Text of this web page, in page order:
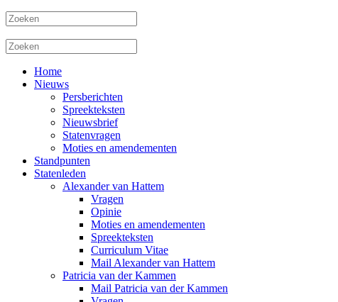
Home
Nieuws
Persberichten
Spreekteksten
Nieuwsbrief
Statenvragen
Moties en amendementen
Standpunten
Statenleden
Alexander van Hattem
Vragen
Opinie
Moties en amendementen
Spreekteksten
Curriculum Vitae
Mail Alexander van Hattem
Patricia van der Kammen
Mail Patricia van der Kammen